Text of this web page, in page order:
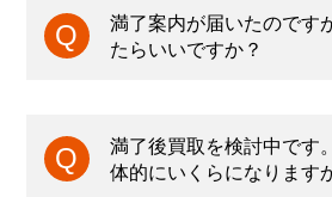
満了案内が届いたのです
たらいいですか？
満了後買取を検討中です
体的にいくらになります